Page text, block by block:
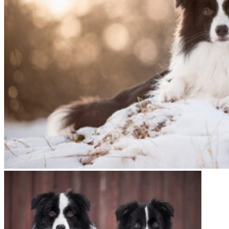
06|01|2022 – Fate, Broad­me­a­dows Hig­her Love
06|01|2022 – Halo, Broad­me­a­dows Halo